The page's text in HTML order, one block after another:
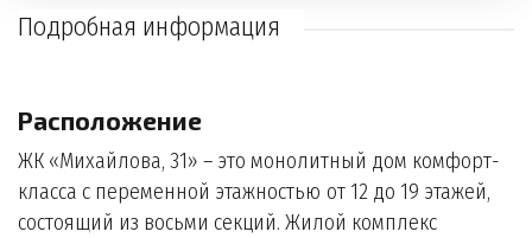
Подробная информация
Расположение
ЖК «Михайлова, 31» – это монолитный дом комфорт-
класса с переменной этажностью от 12 до 19 этажей,
состоящий из восьми секций. Жилой комплекс